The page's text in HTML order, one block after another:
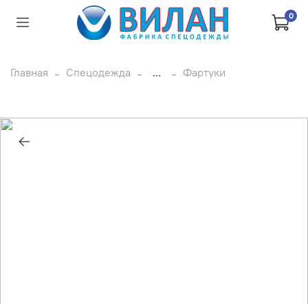
0
Главная Спецодежда ... Фартуки